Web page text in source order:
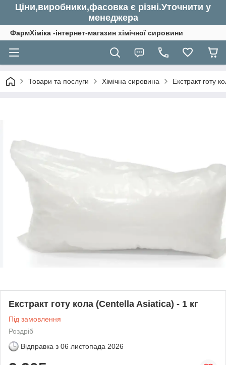
Ціни,виробники,фасовка є різні.Уточнити у
менеджера
ФармХіміка -інтернет-магазин хімічної сировини
Товари та послуги Хімічна сировина Екстракт готу
Екстракт готу кола (Centella Asiatica) - 1 кг
Під замовлення
Роздріб
Відправка з 06 листопада 2026